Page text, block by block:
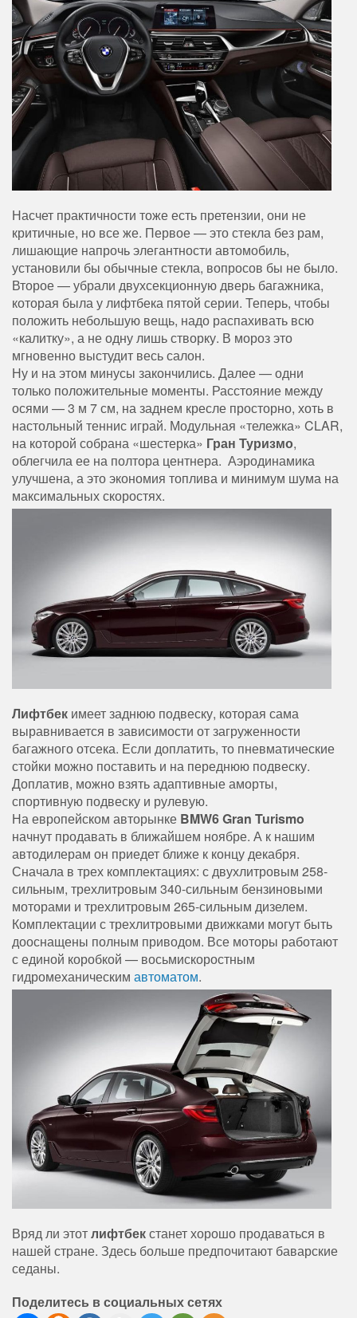
Насчет практичности тоже есть претензии, они не
критичные, но все же. Первое — это стекла без рам,
лишающие напрочь элегантности автомобиль,
установили бы обычные стекла, вопросов бы не было.
Второе — убрали двухсекционную дверь багажника,
которая была у лифтбека пятой серии. Теперь, чтобы
положить небольшую вещь, надо распахивать всю
«калитку», а не одну лишь створку. В мороз это
мгновенно выстудит весь салон.
Ну и на этом минусы закончились. Далее — одни
только положительные моменты. Расстояние между
осями — 3 м 7 см, на заднем кресле просторно, хоть в
настольный теннис играй. Модульная «тележка» CLAR,
на которой собрана «шестерка» Гран Туризмо,
облегчила ее на полтора центнера. Аэродинамика
улучшена, а это экономия топлива и минимум шума на
максимальных скоростях.
Лифтбек имеет заднюю подвеску, которая сама
выравнивается в зависимости от загруженности
багажного отсека. Если доплатить, то пневматические
стойки можно поставить и на переднюю подвеску.
Доплатив, можно взять адаптивные аморты,
спортивную подвеску и рулевую.
На европейском авторынке BMW6 Gran Turismo
начнут продавать в ближайшем ноябре. А к нашим
автодилерам он приедет ближе к концу декабря.
Сначала в трех комплектациях: с двухлитровым 258-
сильным, трехлитровым 340-сильным бензиновыми
моторами и трехлитровым 265-сильным дизелем.
Комплектации с трехлитровыми движками могут быть
дооснащены полным приводом. Все моторы работают
с единой коробкой — восьмискоростным
гидромеханическим автоматом.
Вряд ли этотлифтбекстанет хорошо продаваться в
нашей стране. Здесь больше предпочитают баварские
седаны.
Поделитесь в социальных сетях